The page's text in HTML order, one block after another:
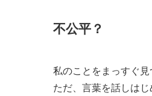
不公平？
私のことをまっすぐ見
ただ、言葉を話しは